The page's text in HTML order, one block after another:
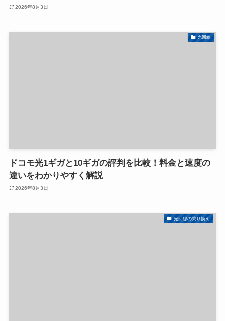
2026年8月3日
光回線
ドコモ光1ギガと10ギガの評判を比較！料金と速度の
違いをわかりやすく解説
2026年8月3日
光回線の乗り換え